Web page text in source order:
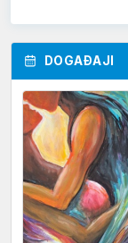
DOGAĐAJI